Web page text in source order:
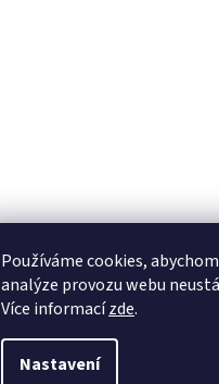
Používáme cookies,
analýze provozu webu
Více informacízde.
Nastavení